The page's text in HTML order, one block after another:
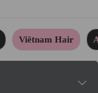
Viêtnam Hair